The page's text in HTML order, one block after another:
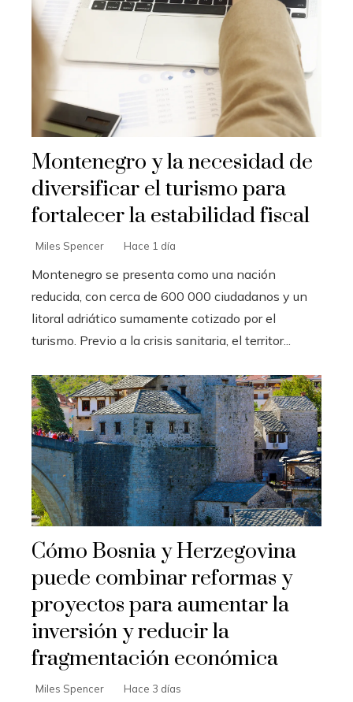
Montenegro y la necesidad de
diversificar el turismo para
fortalecer la estabilidad fiscal
Miles Spencer Hace 1 día
Montenegro se presenta como una nación
reducida, con cerca de 600 000 ciudadanos y un
litoral adriático sumamente cotizado por el
turismo. Previo a la crisis sanitaria, el territor...
Cómo Bosnia y Herzegovina
puede combinar reformas y
proyectos para aumentar la
inversión y reducir la
fragmentación económica
Miles Spencer Hace 3 días